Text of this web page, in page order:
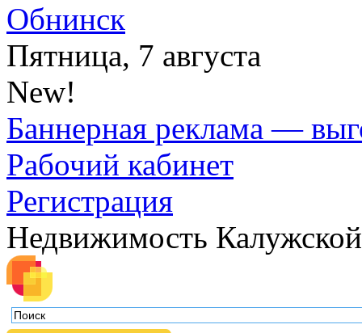
Обнинск
Пятница, 7 августа
New!
Баннерная реклама —
Рабочий кабинет
Регистрация
Недвижимость